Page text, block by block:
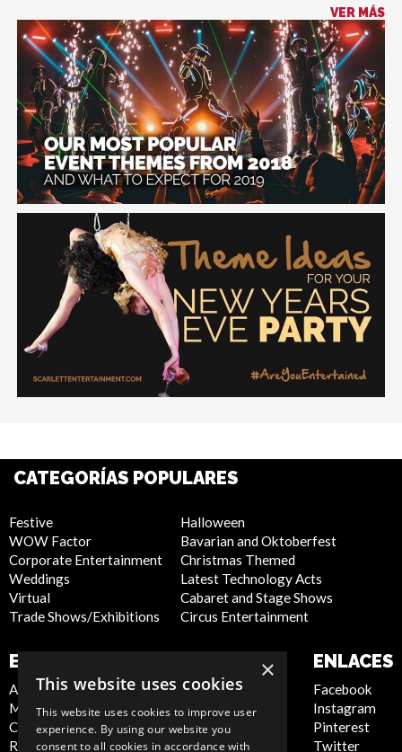
VER MÁS
CATEGORÍAS POPULARES
Festive
WOW Factor
Corporate Entertainment
Weddings
Virtual
Trade Shows/Exhibitions
Halloween
Bavarian and Oktoberfest
Christmas Themed
Latest Technology Acts
Cabaret and Stage Shows
Circus Entertainment
EMPRESA
About Us
Meet the Team
Contact Us
Report Abuse
SITIO WEB
Privacy Policy
Cookie Policy
Artist Sign Up
Terms and
ENLACES
Facebook
Instagram
Pinterest
Twitter
×
This website uses cookies
This website uses cookies to improve user
experience. By using our website you
consent to all cookies in accordance with